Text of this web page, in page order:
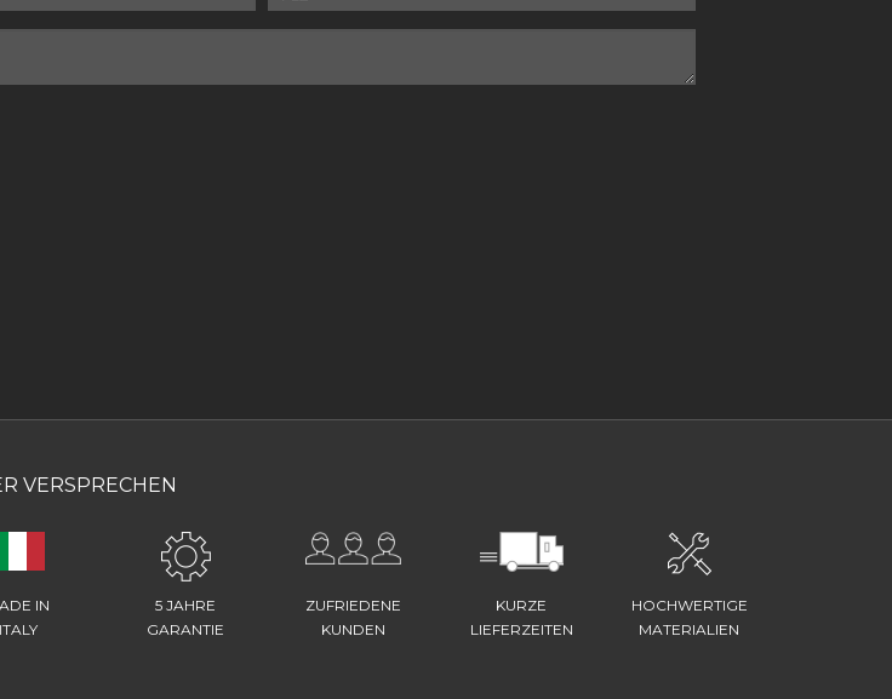
VERSPRECHEN
IN
ITALY
5 JAHRE
GARANTIE
ZUFRIEDENE
KUNDEN
KURZE
LIEFERZEITEN
HOCHWERTIGE
MATERIALIEN